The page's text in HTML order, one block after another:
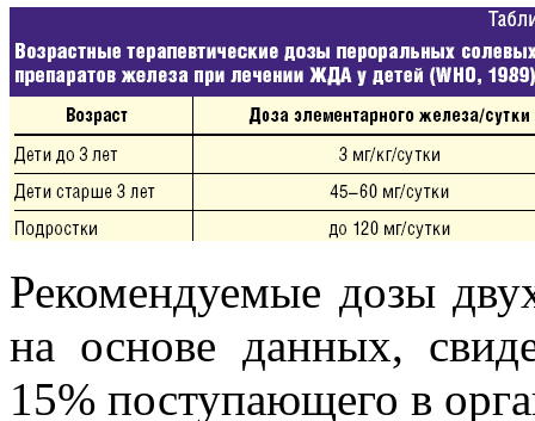
Рекомендуемые дозы
на основе данных,
15% поступающего в